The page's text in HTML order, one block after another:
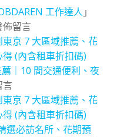
工作達人 」
佈留言
京 7 大區域推薦、花
(內含租車折扣碼)
｜10 間交通便利、夜
言
京 7 大區域推薦、花
(內含租車折扣碼)
選必訪名所、花期預